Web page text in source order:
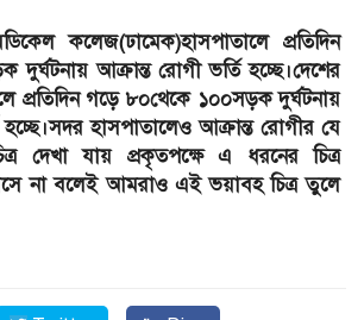
কলেজ(ঢামেক)হাসপাতালে প্রতিদিন
আক্রান্ত রোগী ভর্তি হচ্ছে।দেশের
প্রতিদিন গড়ে ৮০থেকে ১০০সড়ক দুর্ঘটনায়
হচ্ছে।সদর হাসপাতালেও আক্রান্ত রোগীর যে
দেখা যায় প্রকৃতপক্ষে এ ধরনের চিত্র
না বলেই আমরাও এই ভয়াবহ চিত্র তুলে